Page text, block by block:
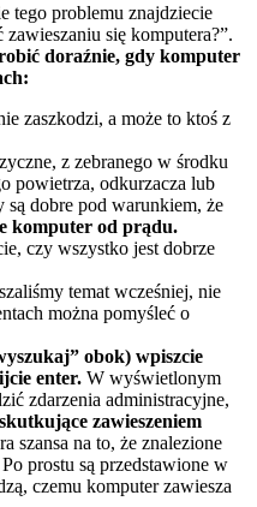
tego problemu znajdziecie
się komputera?”.
doraźnie, gdy komputer
zaszkodzi, a może to ktoś z
z zebranego w środku
powietrza, odkurzacza lub
są dobre pod warunkiem, że
komputer od prądu.
czy wszystko jest dobrze
temat wcześniej, nie
można pomyśleć o
obok) wpiszcie
enter. W wyświetlonym
zdarzenia administracyjne,
zawieszeniem
szansa na to, że znalezione
prostu są przedstawione w
czemu komputer zawiesza